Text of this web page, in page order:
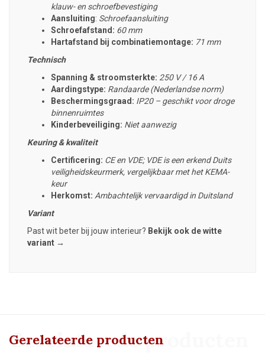
klauw- en schroefbevestiging
Aansluiting: Schroefaansluiting
Schroefafstand: 60 mm
Hartafstand bij combinatiemontage: 71 mm
Technisch
Spanning & stroomsterkte: 250 V / 16 A
Aardingstype: Randaarde (Nederlandse norm)
Beschermingsgraad: IP20 – geschikt voor droge
binnenruimtes
Kinderbeveiliging: Niet aanwezig
Keuring & kwaliteit
Certificering: CE en VDE; VDE is een erkend Duits
veiligheidskeurmerk, vergelijkbaar met het KEMA-
keur
Herkomst: Ambachtelijk vervaardigd in Duitsland
Variant
Past wit beter bij jouw interieur? Bekijk ook de witte
variant →
Gerelateerde producten
Gerelateerde producten